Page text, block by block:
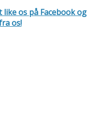
like os på Facebook og
os!